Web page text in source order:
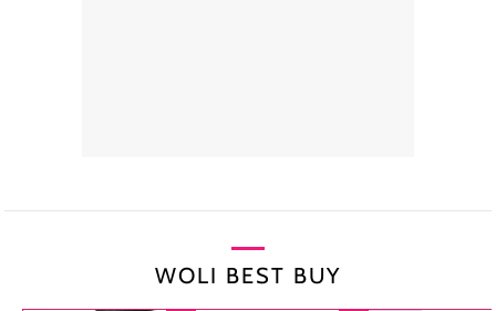
WOLI BEST BUY